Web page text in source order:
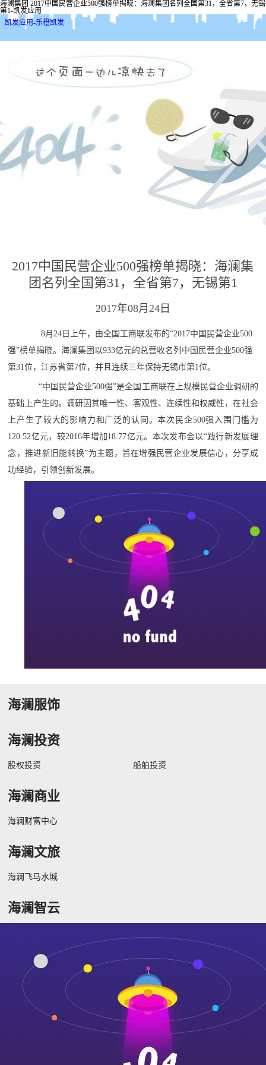
海澜集团 2017中国民营企业500强榜单揭晓：海澜集团名列全国第31，全省第7，无锡
第1-凯发应用
凯发应用-乐橙凯发
2017中国民营企业500强榜单揭晓：海澜集
团名列全国第31，全省第7，无锡第1
2017年08月24日
8月24日上午，由全国工商联发布的“2017中国民营企业500
强”榜单揭晓。海澜集团以933亿元的总营收名列中国民营企业500强
第31位，江苏省第7位，并且连续三年保持无锡市第1位。
“中国民营企业500强”是全国工商联在上规模民营企业调研的
基础上产生的。调研因其唯一性、客观性、连续性和权威性，在社会
上产生了较大的影响力和广泛的认同。本次民企500强入围门槛为
120.52亿元，较2016年增加18.77亿元。本次发布会以“践行新发展理
念，推进新旧能转换”为主题，旨在增强民营企业发展信心，分享成
功经验，引领创新发展。
海澜服饰
海澜投资
股权投资 船舶投资
海澜商业
海澜财富中心
海澜文旅
海澜飞马水城
海澜智云